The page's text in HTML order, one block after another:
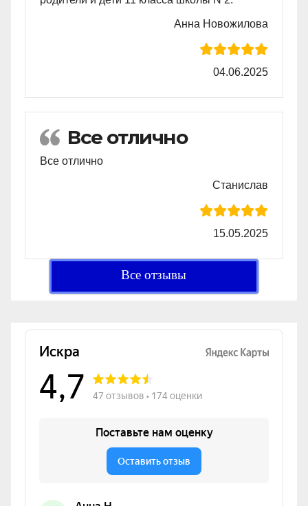
Анна Новожилова
04.06.2025
Все отлично
Все отлично
Станислав
15.05.2025
Все отзывы